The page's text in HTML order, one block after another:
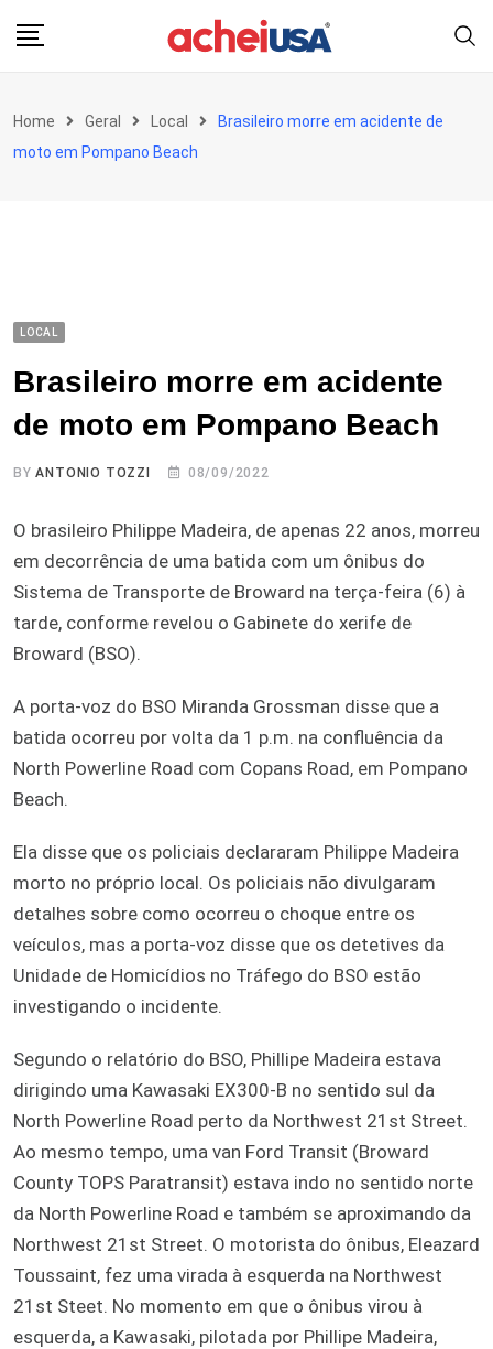
Home Geral Local
Brasileiro morre em acidente de
moto em Pompano Beach
LOCAL
Brasileiro morre em acidente
de moto em Pompano Beach
BYANTONIO TOZZI 08/09/2022
O brasileiro Philippe Madeira, de apenas 22 anos, morreu
em decorrência de uma batida com um ônibus do
Sistema de Transporte de Broward na terça-feira (6) à
tarde, conforme revelou o Gabinete do xerife de
Broward (BSO).
A porta-voz do BSO Miranda Grossman disse que a
batida ocorreu por volta da 1 p.m. na confluência da
North Powerline Road com Copans Road, em Pompano
Beach.
Ela disse que os policiais declararam Philippe Madeira
morto no próprio local. Os policiais não divulgaram
detalhes sobre como ocorreu o choque entre os
veículos, mas a porta-voz disse que os detetives da
Unidade de Homicídios no Tráfego do BSO estão
investigando o incidente.
Segundo o relatório do BSO, Phillipe Madeira estava
dirigindo uma Kawasaki EX300-B no sentido sul da
North Powerline Road perto da Northwest 21st Street.
Ao mesmo tempo, uma van Ford Transit (Broward
County TOPS Paratransit) estava indo no sentido norte
da North Powerline Road e também se aproximando da
Northwest 21st Street. O motorista do ônibus, Eleazard
Toussaint, fez uma virada à esquerda na Northwest
21st Steet. No momento em que o ônibus virou à
esquerda, a Kawasaki, pilotada por Phillipe Madeira,